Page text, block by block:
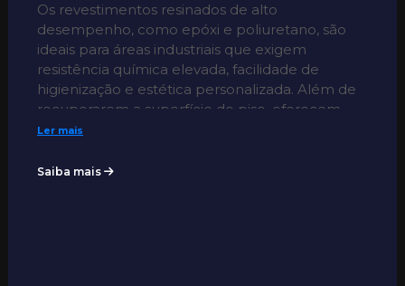
Os revestimentos resinados de alto
desempenho, como epóxi e poliuretano, são
ideais para áreas industriais que exigem
resistência química elevada, facilidade de
higienização e estética personalizada. Além de
recuperarem a superfície do piso, oferecem
acabamento contínuo e impermeável, sendo
específicas de assepsia, controle de
Ler mais
Saiba mais